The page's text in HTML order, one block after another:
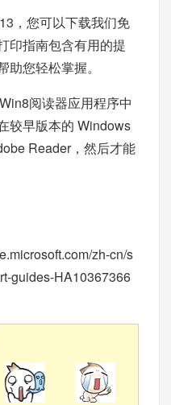
，您可以下载我们免
印指南包含有用的提
您轻松掌握。
阅读器应用程序中
较早版本的 Windows
Reader，然后才能
zh-cn/s
guides-HA10367366